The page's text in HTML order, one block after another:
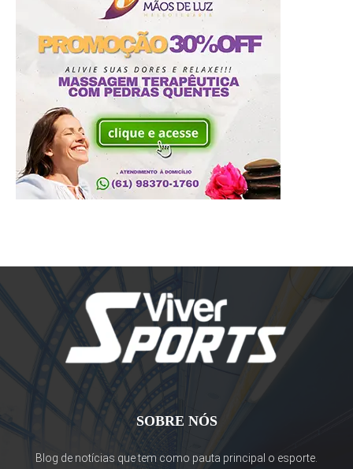
SOBRE NÓS
Blog de notícias que tem como pauta principal o esporte.